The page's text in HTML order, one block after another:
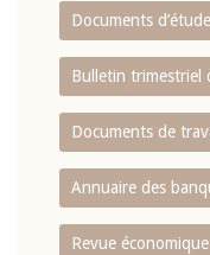
Documents
Bulletin trimestriel
Documents de
Annuaire des
Revue